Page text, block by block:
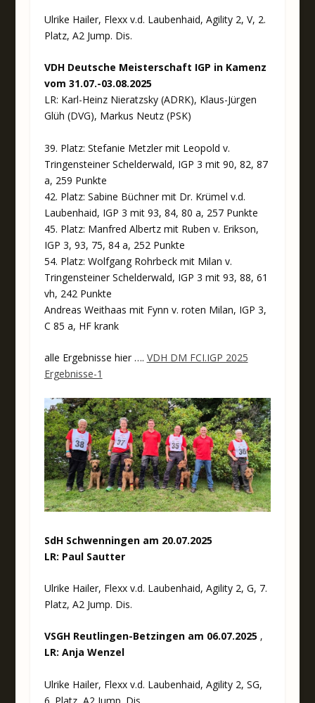
Ulrike Hailer, Flexx v.d. Laubenhaid, Agility 2, V, 2.
Platz, A2 Jump. Dis.
VDH Deutsche Meisterschaft IGP in Kamenz
vom 31.07.-03.08.2025
LR: Karl-Heinz Nieratzsky (ADRK), Klaus-Jürgen
Glüh (DVG), Markus Neutz (PSK)
39. Platz: Stefanie Metzler mit Leopold v.
Tringensteiner Schelderwald, IGP 3 mit 90, 82, 87
a, 259 Punkte
42. Platz: Sabine Büchner mit Dr. Krümel v.d.
Laubenhaid, IGP 3 mit 93, 84, 80 a, 257 Punkte
45. Platz: Manfred Albertz mit Ruben v. Erikson,
IGP 3, 93, 75, 84 a, 252 Punkte
54. Platz: Wolfgang Rohrbeck mit Milan v.
Tringensteiner Schelderwald, IGP 3 mit 93, 88, 61
vh, 242 Punkte
Andreas Weithaas mit Fynn v. roten Milan, IGP 3,
C 85 a, HF krank
alle Ergebnisse hier …. VDH DM FCI.IGP 2025
Ergebnisse-1
SdH Schwenningen am 20.07.2025
LR: Paul Sautter
Ulrike Hailer, Flexx v.d. Laubenhaid, Agility 2, G, 7.
Platz, A2 Jump. Dis.
VSGH Reutlingen-Betzingen am 06.07.2025 ‚
LR: Anja Wenzel
Ulrike Hailer, Flexx v.d. Laubenhaid, Agility 2, SG,